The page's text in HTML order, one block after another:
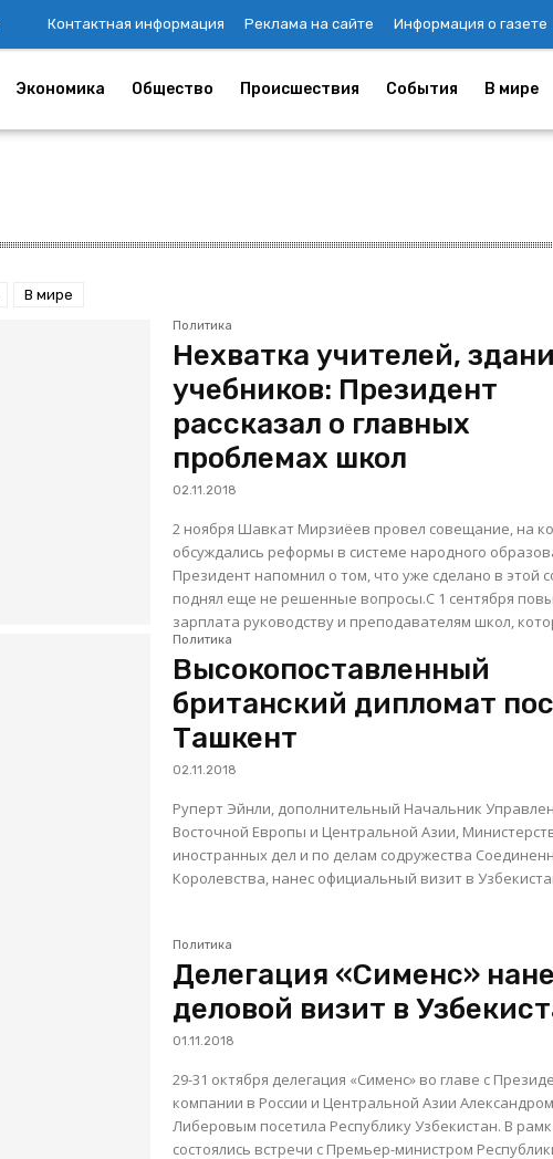
Контактная информация Реклама на сайте Информация о газете
Экономика Общество Происшествия События В мире
В мире
Политика
Нехватка учителей,
учебников: Президент
рассказал о главных
проблемах школ
02.11.2018
2 ноября Шавкат Мирзиёев провел совещание, на
обсуждались реформы в системе народного
Президент напомнил о том, что уже сделано в этой
поднял еще не решенные вопросы.С 1 сентября
зарплата руководству и преподавателям школ,
Политика
Высокопоставленный
британский дипломат
Ташкент
02.11.2018
Руперт Эйнли, дополнительный Начальник Управления
Восточной Европы и Центральной Азии, Министерства
иностранных дел и по делам содружества Соединенного
Королевства, нанес официальный визит в
Политика
Делегация «Сименс»
деловой визит в
01.11.2018
29-31 октября делегация «Сименс» во главе с
компании в России и Центральной Азии Александром
Либеровым посетила Республику Узбекистан. В
состоялись встречи с Премьер-министром